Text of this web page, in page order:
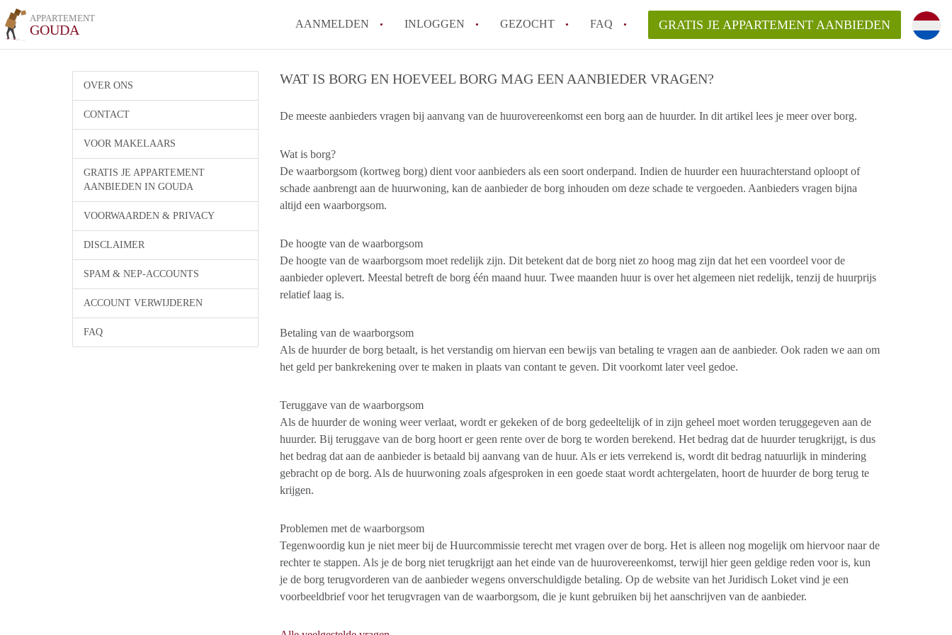
APPARTEMENT
GOUDA AANMELDEN INLOGGEN GEZOCHT FAQ
Wat is AppartementGouda?
Berekent AppartementGouda makelaarsvergoeding/bemiddelingsvergoeding?
Alle veelgestelde vragen
GRATIS JE APPARTEMENT AANBIEDEN
OVER ONS
CONTACT
VOOR MAKELAARS
GRATIS JE APPARTEMENT
AANBIEDEN IN GOUDA
VOORWAARDEN & PRIVACY
DISCLAIMER
SPAM & NEP-ACCOUNTS
ACCOUNT VERWIJDEREN
FAQ
WAT IS BORG EN HOEVEEL BORG MAG EEN AANBIEDER VRAGEN?
De meeste aanbieders vragen bij aanvang van de huurovereenkomst een borg aan de huurder. In dit artikel lees je meer over borg.
Wat is borg?
De waarborgsom (kortweg borg) dient voor aanbieders als een soort onderpand. Indien de huurder een huurachterstand oploopt of
schade aanbrengt aan de huurwoning, kan de aanbieder de borg inhouden om deze schade te vergoeden. Aanbieders vragen bijna
altijd een waarborgsom.
De hoogte van de waarborgsom
De hoogte van de waarborgsom moet redelijk zijn. Dit betekent dat de borg niet zo hoog mag zijn dat het een voordeel voor de
aanbieder oplevert. Meestal betreft de borg één maand huur. Twee maanden huur is over het algemeen niet redelijk, tenzij de huurprijs
relatief laag is.
Betaling van de waarborgsom
Als de huurder de borg betaalt, is het verstandig om hiervan een bewijs van betaling te vragen aan de aanbieder. Ook raden we aan om
het geld per bankrekening over te maken in plaats van contant te geven. Dit voorkomt later veel gedoe.
Teruggave van de waarborgsom
Als de huurder de woning weer verlaat, wordt er gekeken of de borg gedeeltelijk of in zijn geheel moet worden teruggegeven aan de
huurder. Bij teruggave van de borg hoort er geen rente over de borg te worden berekend. Het bedrag dat de huurder terugkrijgt, is dus
het bedrag dat aan de aanbieder is betaald bij aanvang van de huur. Als er iets verrekend is, wordt dit bedrag natuurlijk in mindering
gebracht op de borg. Als de huurwoning zoals afgesproken in een goede staat wordt achtergelaten, hoort de huurder de borg terug te
krijgen.
Problemen met de waarborgsom
Tegenwoordig kun je niet meer bij de Huurcommissie terecht met vragen over de borg. Het is alleen nog mogelijk om hiervoor naar de
rechter te stappen. Als je de borg niet terugkrijgt aan het einde van de huurovereenkomst, terwijl hier geen geldige reden voor is, kun
je de borg terugvorderen van de aanbieder wegens onverschuldigde betaling. Op de website van het Juridisch Loket vind je een
voorbeeldbrief voor het terugvragen van de waarborgsom, die je kunt gebruiken bij het aanschrijven van de aanbieder.